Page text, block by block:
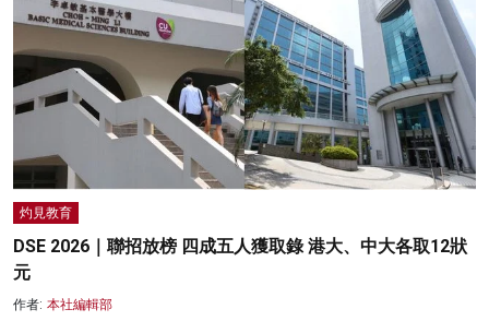
灼見教育
DSE 2026｜聯招放榜 四成五人獲取錄 港大、中大各取12狀
元
作者: 本社編輯部